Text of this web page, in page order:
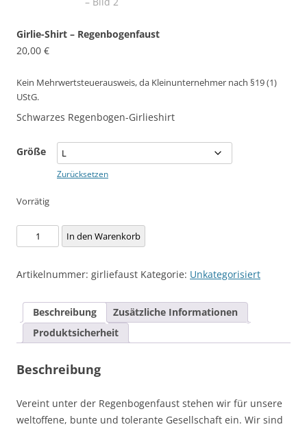
Girlie-Shirt – Regenbogenfaust
20,00 €
Kein Mehrwertsteuerausweis, da Kleinunternehmer nach §19 (1)
UStG.
Schwarzes Regenbogen-Girlieshirt
Größe
Zurücksetzen
Vorrätig
Girlie-
Shirt
Regenbogenfaust
In den Warenkorb
Artikelnummer: girliefaust Kategorie: Unkategorisiert
Beschreibung
Zusätzliche Informationen
Produktsicherheit
Beschreibung
Vereint unter der Regenbogenfaust stehen wir für unsere
weltoffene, bunte und tolerante Gesellschaft ein. Wir sind